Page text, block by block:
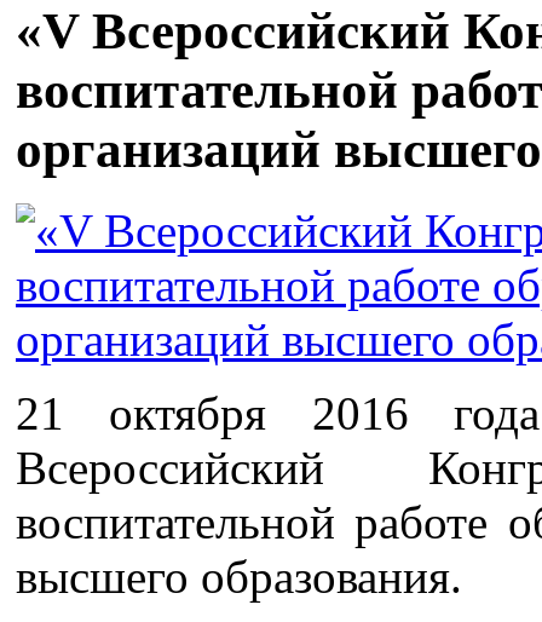
«V Всероссийский
воспитательной
организаций
21 октября 2016
Всероссийский
воспитательной работе
высшего образования.